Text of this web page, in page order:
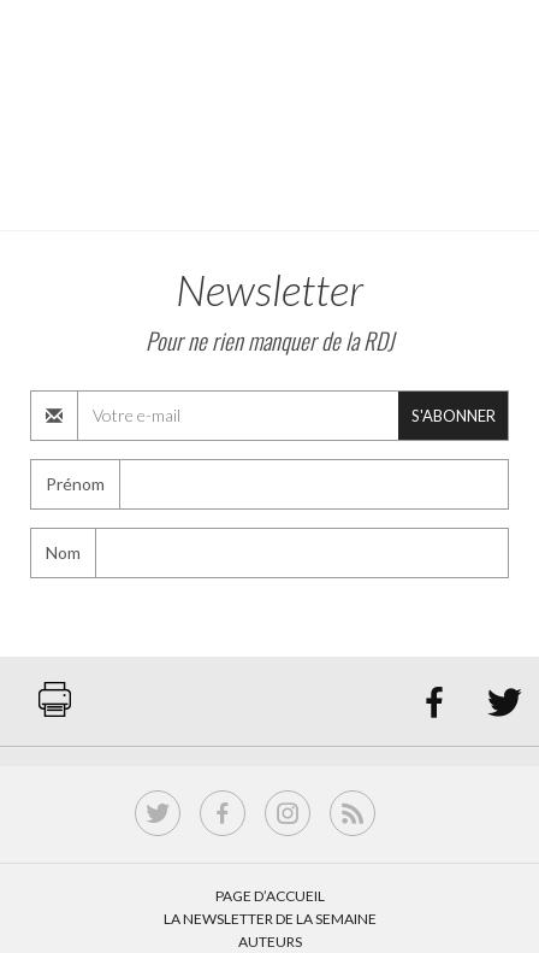
Newsletter
Pour ne rien manquer de la RDJ
S'ABONNER
Prénom
Nom
 
PAGE D’ACCUEIL
LA NEWSLETTER DE LA SEMAINE
AUTEURS